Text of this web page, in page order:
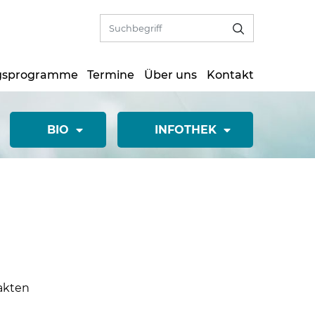
Termine Über uns Kontakt
BIO INFOTHEK